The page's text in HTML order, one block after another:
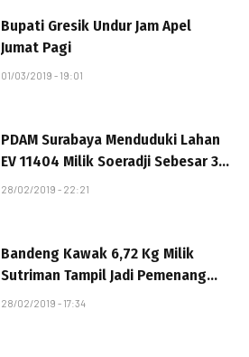
Bupati Gresik Undur Jam Apel
Jumat Pagi
01/03/2019 - 19:01
PDAM Surabaya Menduduki Lahan
EV 11404 Milik Soeradji Sebesar 30
Persen
28/02/2019 - 22:21
Bandeng Kawak 6,72 Kg Milik
Sutriman Tampil Jadi Pemenang
Lelang Sidoarjo
28/02/2019 - 17:34